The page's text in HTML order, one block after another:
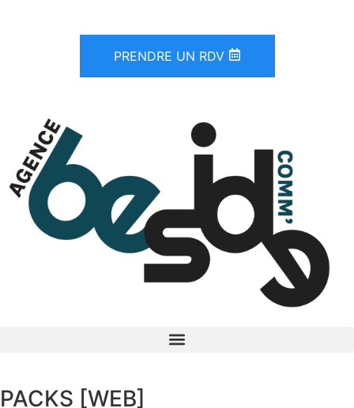
PRENDRE UN RDV
PACKS [WEB]